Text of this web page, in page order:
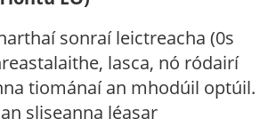
sonraí leictreacha (0s
lasca, nó ródairí
tiománaí an mhodúil optúil.
sliseanna léasar